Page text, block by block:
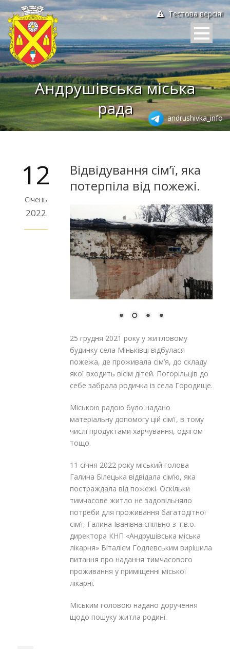
Тестова версія!
Андрушівська міська
рада
andrushivka_info
12
Січень
2022
Відвідування сім’ї, яка
потерпіла від пожежі.
25 грудня 2021 року у житловому
будинку села Міньківці відбулася
пожежа, де проживала сім’я, до складу
якої входить вісім дітей. Погорільців до
себе забрала родичка із села Городище.
Міською радою було надано
матеріальну допомогу цій сім’ї, в тому
числі продуктами харчування, одягом
тощо.
11 січня 2022 року міський голова
Галина Білецька відвідала сім’ю, яка
постраждала від пожежі. Оскільки
тимчасове житло не задовільняло
потреби для проживання багатодітної
сім’ї, Галина Іванівна спільно з т.в.о.
директора КНП «Андрушівська міська
лікарня» Віталієм Годлевським вирішила
питання про надання тимчасового
проживання у приміщенні міської
лікарні.
Міським головою надано доручення
щодо пошуку житла родині.